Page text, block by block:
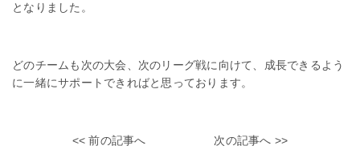
となりました。
どのチームも次の大会、次のリーグ戦に向けて、成長できるよう
に一緒にサポートできればと思っております。
<< 前の記事へ 次の記事へ >>